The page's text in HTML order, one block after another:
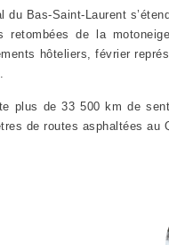
du Bas-Saint-Laurent
retombées de la
hôteliers, février
plus de 33 500 km de
de routes asphaltées